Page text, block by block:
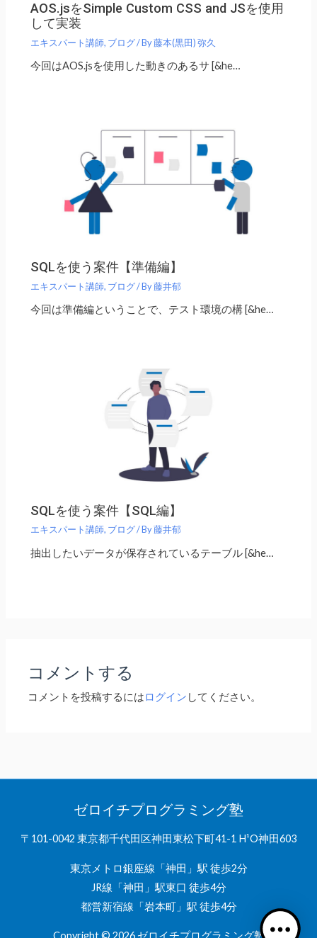
AOS.jsをSimple Custom CSS and JSを使用
して実装
エキスパート講師, ブログ/ By藤本(黒田) 弥久
今回はAOS.jsを使用した動きのあるサ [&he…
SQLを使う案件【準備編】
エキスパート講師, ブログ/ By藤井郁
今回は準備編ということで、テスト環境の構 [&he…
SQLを使う案件【SQL編】
エキスパート講師, ブログ/ By藤井郁
抽出したいデータが保存されているテーブル [&he…
コメントする
コメントを投稿するにはログイン してください。
ゼロイチプログラミング塾
〒101-0042 東京都千代田区神田東松下町41-1 H¹O神田603
東京メトロ銀座線「神田」駅 徒歩2分
JR線「神田」駅東口 徒歩4分
都営新宿線「岩本町」駅 徒歩4分